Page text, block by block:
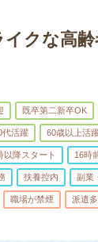
クな高
既卒第二新卒OK
代活躍 60歳以上活
以降スタート 16時
扶養控内 副業
職場が禁煙 派遣多